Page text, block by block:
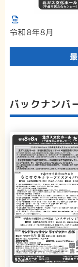
令和8年8月
バックナンバ